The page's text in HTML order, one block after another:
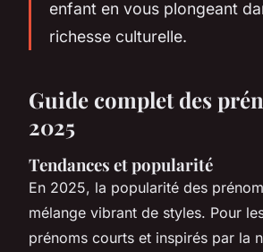
enfant en vous plongeant
richesse culturelle.
Guide complet des
2025
Tendances et popularité
En 2025, la popularité des
mélange vibrant de styles. Pour
prénoms courts et inspirés par la